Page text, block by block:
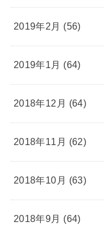
2019年2月 (56)
2019年1月 (64)
2018年12月 (64)
2018年11月 (62)
2018年10月 (63)
2018年9月 (64)